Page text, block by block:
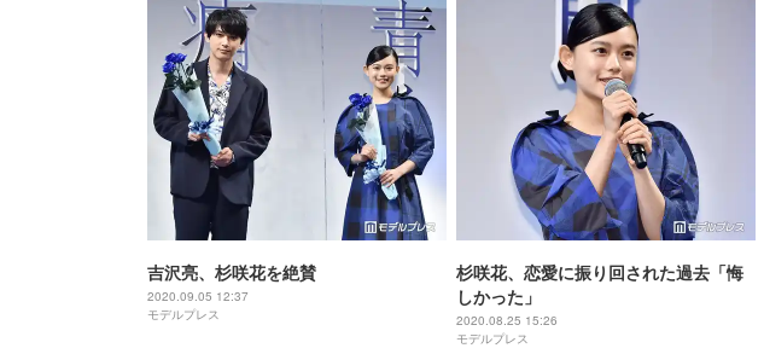
吉沢亮、杉咲花を絶賛
2020.09.05 12:37
モデルプレス
杉咲花、恋愛に振り回された過去「悔
しかった」
2020.08.25 15:26
モデルプレス